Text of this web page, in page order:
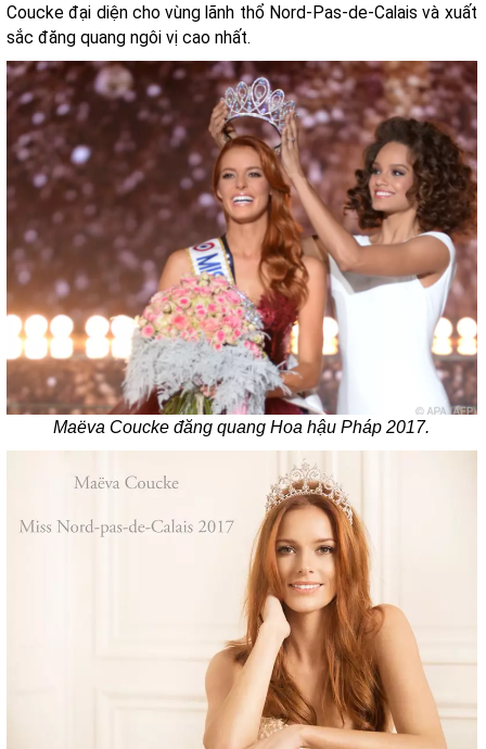
Coucke đại diện cho vùng lãnh thổ Nord-Pas-de-Calais và xuất
sắc đăng quang ngôi vị cao nhất.
Maëva Coucke đăng quang Hoa hậu Pháp 2017.